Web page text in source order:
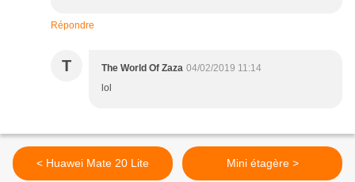
Répondre
T The World Of Zaza 04/02/2019 11:14
lol
< Huawei Mate 20 Lite Mini étagère >